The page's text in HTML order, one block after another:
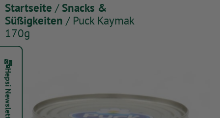
Hepsi Newsletter
Startseite / Snacks &
Süßigkeiten / Puck Kaymak
170g